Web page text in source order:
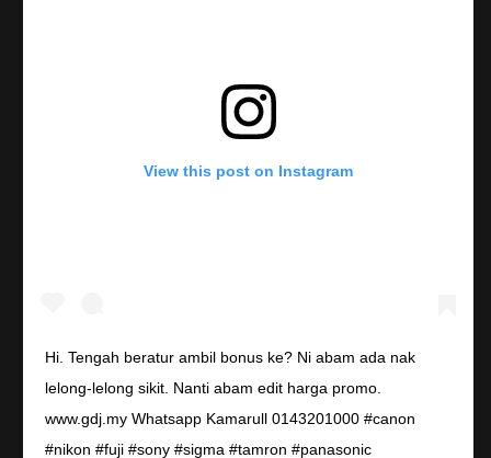
View this post on Instagram
Hi. Tengah beratur ambil bonus ke? Ni abam ada nak
lelong-lelong sikit. Nanti abam edit harga promo.
www.gdj.my Whatsapp Kamarull 0143201000 #canon
#nikon #fuji #sony #sigma #tamron #panasonic